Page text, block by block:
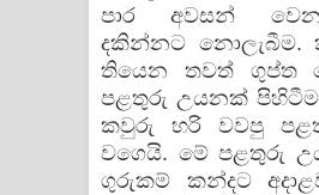
පාර අවසන්
දකින්නට නොලැබීම.
තියෙන තවත් ගුප්ත
පළතුරු උයනක්
කවුරු හරි වවපු
වගෙයි. මේ පළතුරු
ගුරුකම් කන්දට